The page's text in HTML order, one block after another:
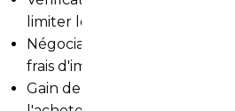
limiter les risques de fraude.
Négociation du prix et
frais d'import).
Gain de temps administratif